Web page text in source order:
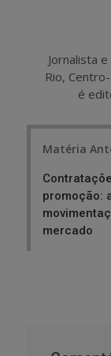
Jornalista
Rio,
é
Matéria
promoção:
mercado